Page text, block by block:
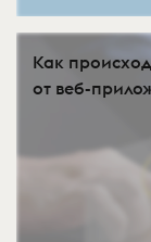
Как
от веб-